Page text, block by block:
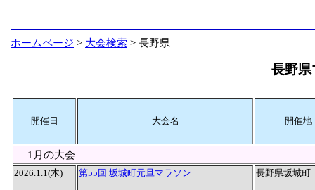
ホームページ > 大会検索 > 長野県
長野県
開催日 大会名 開催地
1月の大会
2026.1.1(木) 第55回 坂城町元旦マラソン 長野県坂城町